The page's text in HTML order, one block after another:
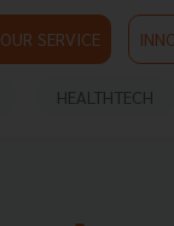
OUR SERVICE
HEALTHTECH